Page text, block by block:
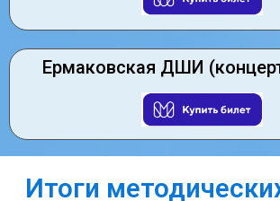
Ермаковская ДШИ
Итоги